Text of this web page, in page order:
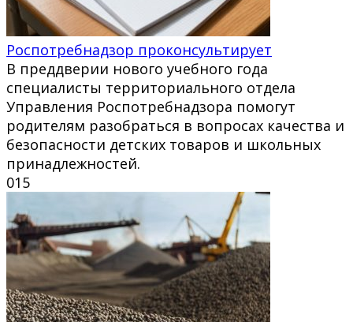
Роспотребнадзор проконсультирует
В преддверии нового учебного года
специалисты территориального отдела
Управления Роспотребнадзора помогут
родителям разобраться в вопросах качества и
безопасности детских товаров и школьных
принадлежностей.
015